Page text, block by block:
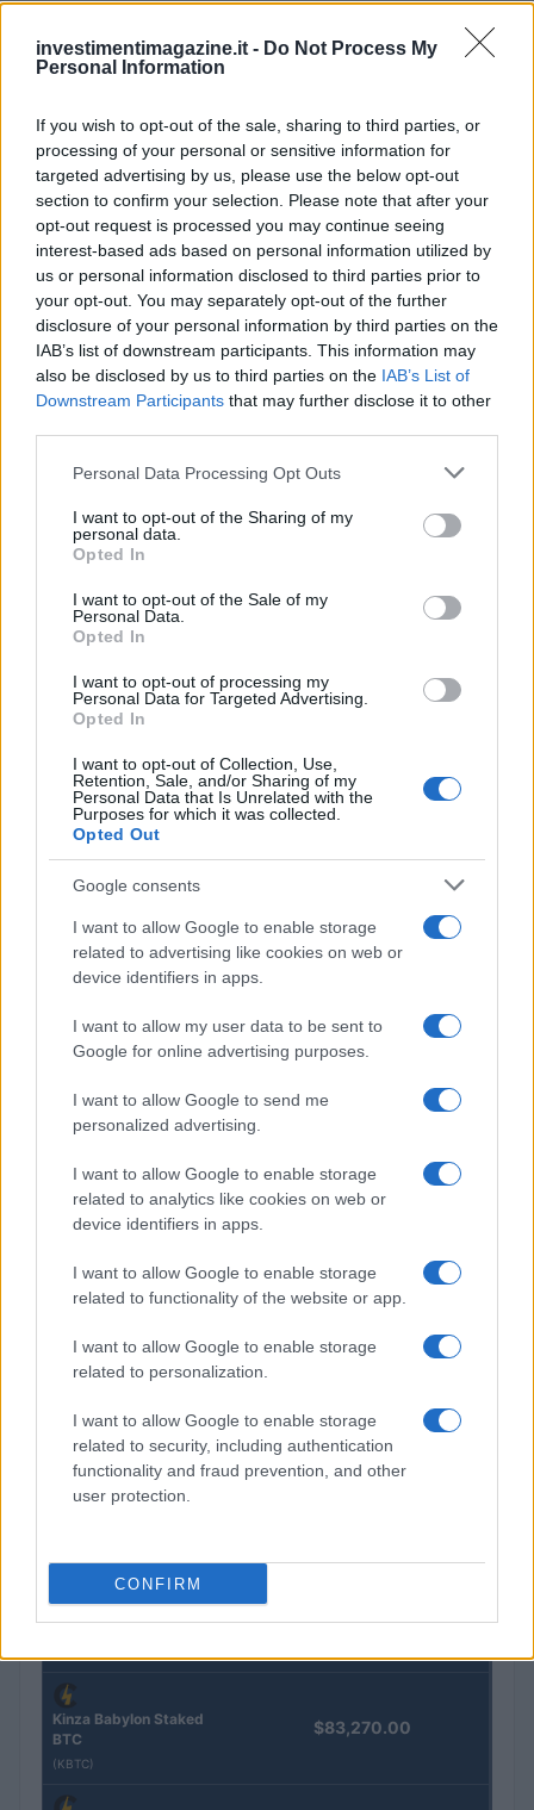
investimentimagazine.it - Do Not Process My
Personal Information
If you wish to opt-out of the sale, sharing to third parties, or
processing of your personal or sensitive information for
targeted advertising by us, please use the below opt-out
section to confirm your selection. Please note that after your
opt-out request is processed you may continue seeing
interest-based ads based on personal information utilized by
us or personal information disclosed to third parties prior to
your opt-out. You may separately opt-out of the further
disclosure of your personal information by third parties on the
IAB’s list of downstream participants. This information may
also be disclosed by us to third parties on the IAB’s List of
Downstream Participants that may further disclose it to other
Please note that this website/app uses one or more Google
not limited to your visit or usage behaviour. You may click to
grant or deny consent to Google and its third-party tags to
use your data for below specified purposes in below Google
consent section.
Personal Data Processing Opt Outs
I want to opt-out of the Sharing of my
personal data.
Opted In
I want to opt-out of the Sale of my
Personal Data.
Opted In
I want to opt-out of processing my
Personal Data for Targeted Advertising.
Opted In
I want to opt-out of Collection, Use,
Retention, Sale, and/or Sharing of my
Personal Data that Is Unrelated with the
Purposes for which it was collected.
Opted Out
Google consents
I want to allow Google to enable storage
related to advertising like cookies on web or
device identifiers in apps.
I want to allow my user data to be sent to
Google for online advertising purposes.
I want to allow Google to send me
personalized advertising.
I want to allow Google to enable storage
related to analytics like cookies on web or
device identifiers in apps.
I want to allow Google to enable storage
related to functionality of the website or app.
I want to allow Google to enable storage
related to personalization.
I want to allow Google to enable storage
related to security, including authentication
functionality and fraud prevention, and other
user protection.
CONFIRM
Continua a leggere
NEWS
Petrolio in calo: Brent a 91,82$, ribassi a due cifre per greggio
Andrea Innocenti · 5 Ago 2026
NEWS
La macchina usata più affidabile: un investimento che esige
ponderazione
Redazione · 5 Ago 2026
Petrolio in calo: Brent a 91.82 USD, ribassi diffusi tra le
materie prime
Andrea Innocenti · 4 Ago 2026
QUOTAZIONI CRYPTO
Eureka Bridged PAX
Gold (Terra
Kinza Babylon Staked
BTC
(KBTC)
$83,270.00